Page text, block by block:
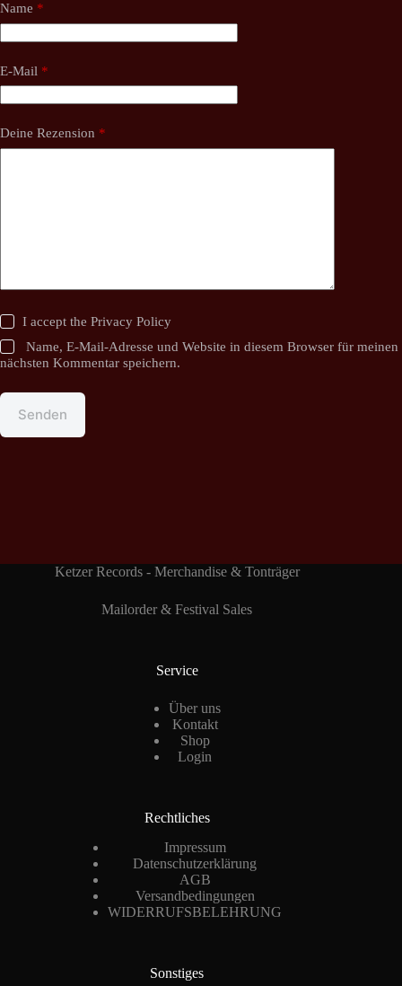
Name *
E-Mail *
Deine Rezension *
I accept thePrivacy Policy
Name, E-Mail-Adresse und Website in diesem Browser für meinen
nächsten Kommentar speichern.
Senden
Ketzer Records - Merchandise & Tonträger
Mailorder & Festival Sales
Service
Über uns
Kontakt
Shop
Login
Rechtliches
Impressum
Datenschutzerklärung
AGB
Versandbedingungen
WIDERRUFSBELEHRUNG
Sonstiges